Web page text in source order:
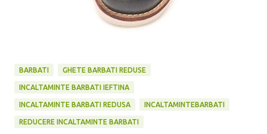
BARBATI GHETE BARBATI REDUSE
INCALTAMINTE BARBATI IEFTINA
INCALTAMINTE BARBATI REDUSA INCALTAMINTEBARBATI
REDUCERE INCALTAMINTE BARBATI